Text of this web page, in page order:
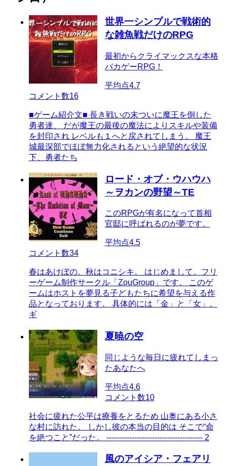
世界一シンプルで戦術的
な雑魚戦だけのRPG
最初からクライマックスな本格
バカゲーRPG！
平均点4.7
コメント数16
■ゲーム紹介文■ 長き戦いの末ついに魔王を倒した
勇者達、 だが魔王の最後の魔法によりスキルや装備
を封印され レベルも１へと戻されてしまう。 魔王
城最深部でほぼ無力化されるという絶望的な状況
下、勇者たち
ロード・オブ・ウハウハ
～ヲカンの野望～TE
このRPGが有名になって首相
官邸に呼ばれるのが夢です。
平均点4.5
コメント数34
春はあけぼの。秋はコニシキ。 はじめまして。フリ
ーゲーム制作サークル「ZouGroup」です。 このゲ
ームはホストを夢見る子どもたちに希望を与える作
品となっております。 具体的には「金」と「女」。
ギ
夏暁の空
同じような毎日に疲れてしまっ
たあなたへ
平均点4.6
コメント数10
社会に疲れた公平は療養をとるため 山奥にある小さ
な村に訪れた。 しかし彼の本当の目的は そこで“命
を絶つこと”だった。 -------------------------------------- 2
風のアイシア・フェアリ